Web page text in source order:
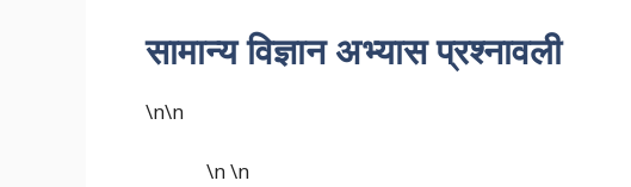
सामान्य विज्ञान अभ्यास प्रश्नावली
\n\n
\n\n